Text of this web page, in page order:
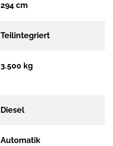
294 cm
Teilintegriert
3.500 kg
Diesel
Automatik